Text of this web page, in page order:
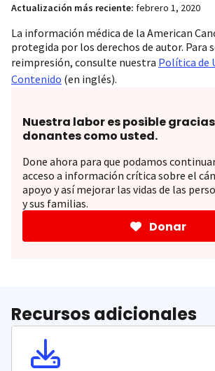
Actualización más reciente: febrero 1, 2020
La información médica de la American
protegida por los derechos de autor. Para
reimpresión, consulte nuestra Política de
Contenido (en inglés).
Nuestra labor es posible
donantes como usted.
Done ahora para que podamos
acceso a información crítica sobre el
apoyo y así mejorar las vidas de las
y sus familias.
Donar
Recursos adicionales